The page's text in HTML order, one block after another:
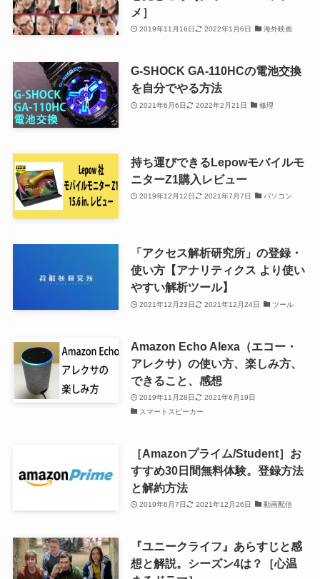
メ］
2019年11月16日 2022年1月6日 海外映画
G-SHOCK GA-110HCの電池交換
を自分でやる方法
2021年6月6日 2022年2月21日 修理
持ち運びできるLepowモバイルモ
ニターZ1購入レビュー
2019年12月12日 2021年7月7日 パソコン
「アクセス解析研究所」の登録・
使い方【アナリティクス より使い
やすい解析ツール】
2021年12月23日 2021年12月24日 ツール
Amazon Echo Alexa（エコー・
アレクサ）の使い方、楽しみ方、
できること、感想
2019年11月28日
2021年6月19日
スマートスピーカー
［Amazonプライム/Student］お
すすめ30日間無料体験。登録方法
と解約方法
2019年6月7日 2021年12月26日 動画配信
『ユニークライフ』あらすじと感
想と解説。シーズン4は？［心温